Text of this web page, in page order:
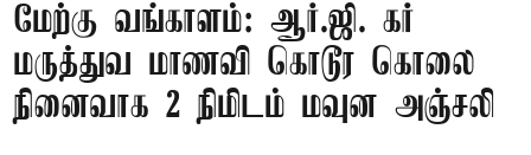
மேற்கு வங்காளம்: ஆர்.ஜி. கர்
மருத்துவ மாணவி கொடூர கொலை
நினைவாக 2 நிமிடம் மவுன அஞ்சலி